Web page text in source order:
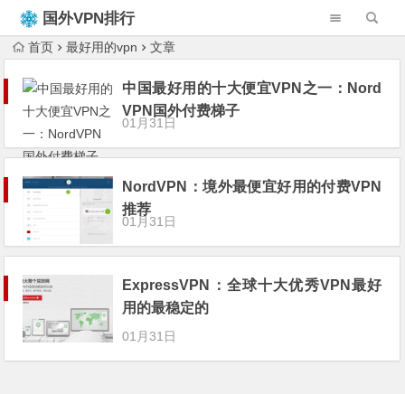
国外VPN排行
榜首页 最好用的vpn 文章
中国最好用的十大便宜VPN之一：Nord
VPN国外付费梯子
01月31日
NordVPN：境外最便宜好用的付费VPN
推荐
01月31日
ExpressVPN：全球十大优秀VPN最好
用的最稳定的
01月31日